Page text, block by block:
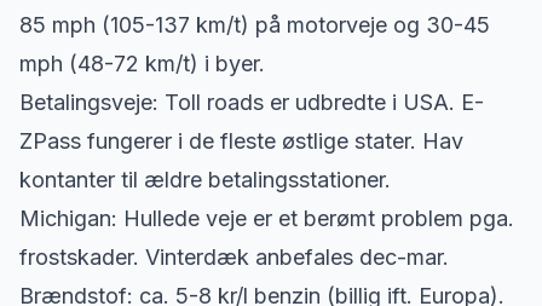
85 mph (105-137 km/t) på motorveje og 30-45
mph (48-72 km/t) i byer.
Betalingsveje: Toll roads er udbredte i USA. E-
ZPass fungerer i de fleste østlige stater. Hav
kontanter til ældre betalingsstationer.
Michigan: Hullede veje er et berømt problem pga.
frostskader. Vinterdæk anbefales dec-mar.
Brændstof: ca. 5-8 kr/l benzin (billig ift. Europa).